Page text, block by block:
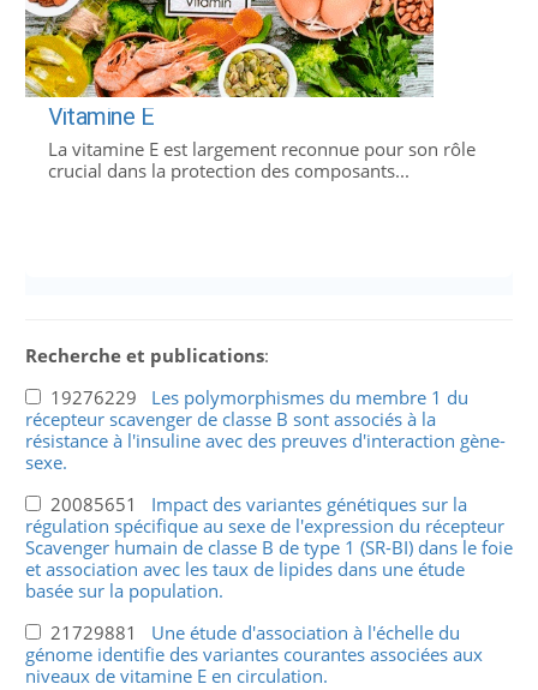
Vitamine E
La vitamine E est largement reconnue pour son rôle
crucial dans la protection des composants...
Recherche et publications:
19276229 Les polymorphismes du membre 1 du
récepteur scavenger de classe B sont associés à la
résistance à l'insuline avec des preuves d'interaction gène-
sexe.
20085651 Impact des variantes génétiques sur la
régulation spécifique au sexe de l'expression du récepteur
Scavenger humain de classe B de type 1 (SR-BI) dans le foie
et association avec les taux de lipides dans une étude
basée sur la population.
21729881 Une étude d'association à l'échelle du
génome identifie des variantes courantes associées aux
niveaux de vitamine E en circulation.